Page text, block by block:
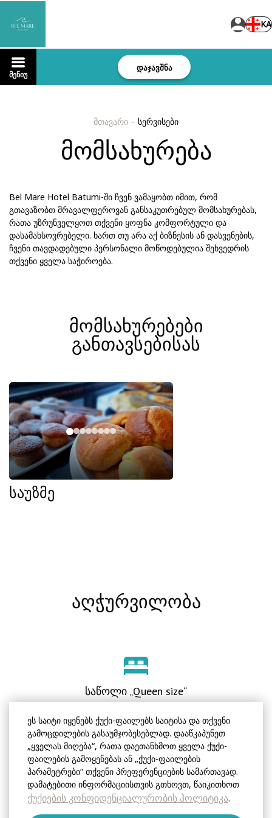
ეს საიტი იყენებს ქუქი-ფაილებს საიტისა და თქვენი
გამოცდილების გასაუმჯობესებლად. დააწკაპუნეთ
„ყველას მიღება“, რათა დაეთანხმოთ ყველა ქუქი-
ფაილების გამოყენებას ან „ქუქი-ფაილების
პარამეტრები“ თქვენი პრეფერენციების სამართავად.
დამატებითი ინფორმაციისთვის გთხოვთ, წაიკითხოთ
ქუქიების კონფიდენციალურობის პოლიტიკა.
KA
მენიუ
დაჯავშნა
მთავარი – სერვისები
მომსახურება
Bel Mare Hotel Batumi-ში ჩვენ ვამაყობთ იმით, რომ
გთავაზობთ მრავალფეროვან განსაკუთრებულ მომსახურებას,
რათა უზრუნველყოთ თქვენი ყოფნა კომფორტული და
დასამახსოვრებელი. ხართ თუ არა აქ ბიზნესის ან დასვენების,
ჩვენი თავდადებული პერსონალი მოწოდებულია შეხვედრის
თქვენი ყველა საჭიროება.
მომსახურებები
განთავსებისას
საუზმე
აღჭურვილობა
საწოლი „Queen size“
კონდიციონერი
ყველას გაფართოება